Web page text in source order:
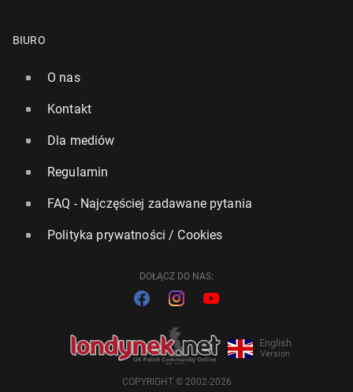
BIURO
O nas
Kontakt
Dla mediów
Regulamin
FAQ - Najczęściej zadawane pytania
Polityka prywatności / Cookies
DOŁĄCZ DO NAS:
English
Version
COPYRIGHT © 2002-2026